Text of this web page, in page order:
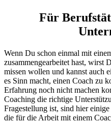
Für
Wenn Du schon einmal mit
zusammengearbeitet hast, wirst
missen wollen und kannst auch
es Sinn macht, einen Coach zu
Erfahrung noch nicht machen
Coaching die richtige
Fragestellung ist, sind hier
die für die Arbeit mit einem